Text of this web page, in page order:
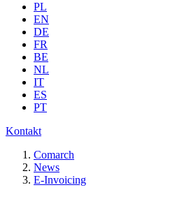
PL
EN
DE
FR
BE
NL
IT
ES
PT
Kontakt
Comarch
News
E-Invoicing